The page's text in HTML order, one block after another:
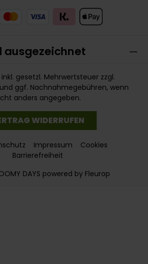
ausgezeichnet
inkl. gesetzl. Mehrwertsteuer zzgl.
und ggf. Nachnahmegebühren, wenn
anders angegeben.
DAYS powered by Fleurop
WIDERRUFEN
Impressum
Cookies
Barrierefreiheit